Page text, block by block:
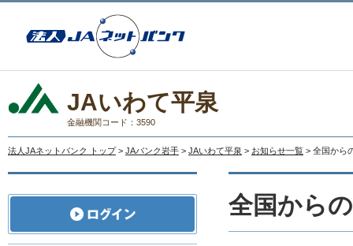
JAいわて平泉
金融機関コード：3590
法人JAネットバンク トップ > JAバンク岩手 > JAいわて平泉 > お知らせ一覧 > 全国から
全国から